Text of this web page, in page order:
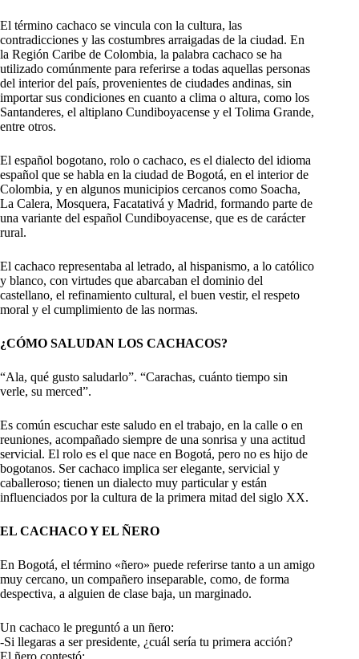
El término cachaco se vincula con la cultura, las
contradicciones y las costumbres arraigadas de la ciudad. En
la Región Caribe de Colombia, la palabra cachaco se ha
utilizado comúnmente para referirse a todas aquellas personas
del interior del país, provenientes de ciudades andinas, sin
importar sus condiciones en cuanto a clima o altura, como los
Santanderes, el altiplano Cundiboyacense y el Tolima Grande,
entre otros.
El español bogotano, rolo o cachaco, es el dialecto del idioma
español que se habla en la ciudad de Bogotá, en el interior de
Colombia, y en algunos municipios cercanos como Soacha,
La Calera, Mosquera, Facatativá y Madrid, formando parte de
una variante del español Cundiboyacense, que es de carácter
rural.
El cachaco representaba al letrado, al hispanismo, a lo católico
y blanco, con virtudes que abarcaban el dominio del
castellano, el refinamiento cultural, el buen vestir, el respeto
moral y el cumplimiento de las normas.
¿CÓMO SALUDAN LOS CACHACOS?
“Ala, qué gusto saludarlo”. “Carachas, cuánto tiempo sin
verle, su merced”.
Es común escuchar este saludo en el trabajo, en la calle o en
reuniones, acompañado siempre de una sonrisa y una actitud
servicial. El rolo es el que nace en Bogotá, pero no es hijo de
bogotanos. Ser cachaco implica ser elegante, servicial y
caballeroso; tienen un dialecto muy particular y están
influenciados por la cultura de la primera mitad del siglo XX.
EL CACHACO Y EL ÑERO
En Bogotá, el término «ñero» puede referirse tanto a un amigo
muy cercano, un compañero inseparable, como, de forma
despectiva, a alguien de clase baja, un marginado.
Un cachaco le preguntó a un ñero:
-Si llegaras a ser presidente, ¿cuál sería tu primera acción?